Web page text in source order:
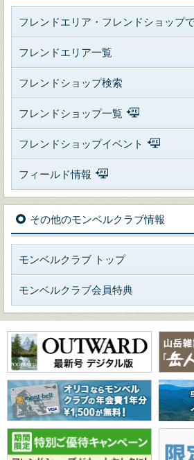
フレンドエリア・フレンドショップ
フレンドエリア一覧
フレンドショップ検索
フレンドショップ一覧
フレンドショップイベント
フィールド情報
その他のモンベルクラブ情報
モンベルクラブ トップ
モンベルクラブ会員特典